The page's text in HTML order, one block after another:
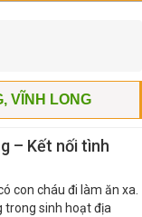
VĨNH LONG
– Kết nối tình
con cháu đi làm ăn xa.
trong sinh hoạt địa